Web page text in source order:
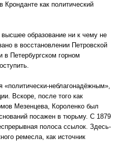
как политический
образование ни к чему не
в восстановлении Петровской
в Петербургском горном
«политически-неблагонадёжным»,
Вскоре, после того как
Мезенцева, Короленко был
посажен в тюрьму. С 1879
полоса ссылок. Здесь-
ремесла, как источник